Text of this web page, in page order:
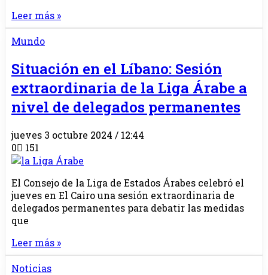
Leer más »
Mundo
Situación en el Líbano: Sesión
extraordinaria de la Liga Árabe a
nivel de delegados permanentes
jueves 3 octubre 2024 / 12:44
0
151
El Consejo de la Liga de Estados Árabes celebró el
jueves en El Cairo una sesión extraordinaria de
delegados permanentes para debatir las medidas
que
Leer más »
Noticias